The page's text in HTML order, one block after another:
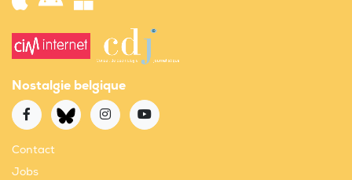
Nostalgie belgique
Contact
Jobs